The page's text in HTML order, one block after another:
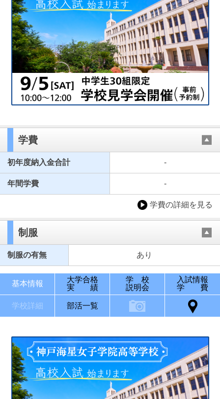
学費
初年度納入金合計 -
年間学費 -
学費の詳細を見る
制服
制服の有無 あり
基本情報
大学合格
実 績
学 校
説明会
入試情報
学 費
学校詳細 部活一覧